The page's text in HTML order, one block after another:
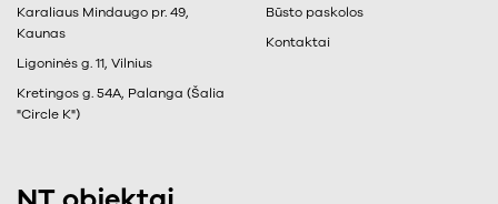
Karaliaus Mindaugo pr. 49,
Kaunas
Ligoninės g. 11, Vilnius
Kretingos g. 54A, Palanga (Šalia
"Circle K")
Būsto paskolos
Kontaktai